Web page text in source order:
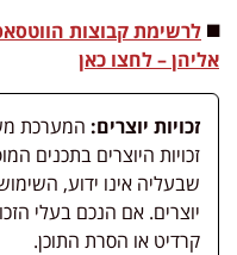
◼️ לרשימת קבוצות
אליהן – לחצו כאן
זכויות יוצרים: המערכת
זכויות היוצרים בתכנים
יוצרים. אם הנכם בעלי
קרדיט או הסרת התוכן.